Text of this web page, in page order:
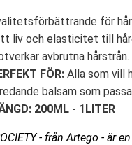
för
liv och elasticitet till
avbrutna hårstrån.
FÖR: Alla som vill
balsam som
200ML - 1LITER
- från Artego - är